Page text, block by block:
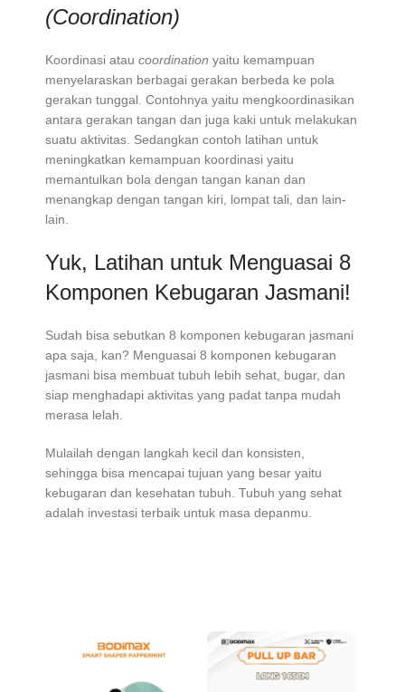
(Coordination)
Koordinasi atau coordination yaitu kemampuan
menyelaraskan berbagai gerakan berbeda ke pola
gerakan tunggal. Contohnya yaitu mengkoordinasikan
antara gerakan tangan dan juga kaki untuk melakukan
suatu aktivitas. Sedangkan contoh latihan untuk
meningkatkan kemampuan koordinasi yaitu
memantulkan bola dengan tangan kanan dan
menangkap dengan tangan kiri, lompat tali, dan lain-
lain.
Yuk, Latihan untuk Menguasai 8
Komponen Kebugaran Jasmani!
Sudah bisa sebutkan 8 komponen kebugaran jasmani
apa saja, kan? Menguasai 8 komponen kebugaran
jasmani bisa membuat tubuh lebih sehat, bugar, dan
siap menghadapi aktivitas yang padat tanpa mudah
merasa lelah.
Mulailah dengan langkah kecil dan konsisten,
sehingga bisa mencapai tujuan yang besar yaitu
kebugaran dan kesehatan tubuh. Tubuh yang sehat
adalah investasi terbaik untuk masa depanmu.